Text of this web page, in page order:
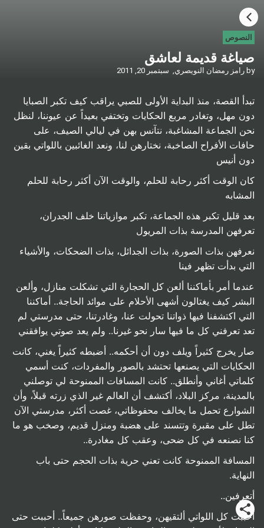
النصوص
صياغة قديمة لعاشق
by رامز رمضان النويصري, سبتمبر 20, 2011
تبدأ القصة، منذ البداية الأولى للصبي يراقب كيف تكبر الصبايا
دون مهل، وتغادر مربع الحكايات وتختفي بعيداً عن عيوننا، لنظل
نحن الجماعة المشاغبة، نتآنس بهن في ليالي الصيف، على
حافات الأفراح الصاخبة، نختارهن لنا، ونعد الغائبين باللواتي بقين
دون أنيس
كان الوقت أكثر رحابة للحلم، والوقت الآن أكثر رحابة للحلم
المشابه
بعد قليل تكبر هذه الجماعة، تكبر موازياتنا خلف الجدران،
تعرفهن المدرسة بذات المريول
نعرفهن بذات الصورة، بذات الجدائل، بذات الضحكات، والأشياء
التي بدأت تظهر فينا
عندما أمر بأماكننا ألعن كل الحجارة التي تشكلت منازل، وألعن
البشر كيف يغتالون أشهى الأحلام على موائد الحاجة.. أماكننا
التي اكتشفنا فيها ذواتنا تحولت عنا، وغادرتنا، حتى مدرستي لم
تعد تعرفني كل ما فيها سار نحو غيرنا.. ولم يعد صوتي يوافقني
صار يخرج كثيراً ويلف دون أن أحكمه.. أضبطه كثيراً يغني، كانت
الحكايات التي يصنعها تحتشد بالصور والمفردات، كنت أسمي
كلماتي أغاني وأنطلق.. كانت المسافات الممنوحة لي توصلني
بالمدينة، مركز البلاد، أكتشف أن العالم غير الذي زرته قبلاً، وأن
الشوارع تحمل ما يخالف محفوظاتي، غصت أكثر، مدرستي الآن
تطل على مقبرة وتتسند على هضبة ومنزل قديم، وصخب هو ما
كنا نصنعه في كل ضحى، وعقب كل مغادرة..
المسافة الممنوحة كانت تعني حرية بذات الحجم حتى باب
النهاية.
أتعرفين..
أحببت كل اللواتي ألتقيهن، وحفظت صورهن جميعاً.. أحببت حتى
HOME
CATEGORIES
GO TO
VISIT WEBSITE